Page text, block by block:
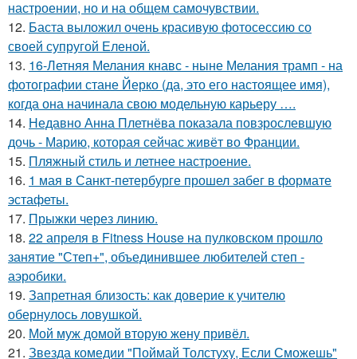
настроении, но и на общем самочувствии.
12. Баста выложил очень красивую фотосессию со
своей супругой Еленой.
13. 16-Летняя Мелания кнавс - ныне Мелания трамп - на
фотографии стане Йерко (да, это его настоящее имя),
когда она начинала свою модельную карьеру ….
14. Недавно Анна Плетнёва показала повзрослевшую
дочь - Марию, которая сейчас живёт во Франции.
15. Пляжный стиль и летнее настроение.
16. 1 мая в Санкт-петербурге прошел забег в формате
эстафеты.
17. Прыжки через линию.
18. 22 апреля в Fitness House на пулковском прошло
занятие "Степ+", объединившее любителей степ -
аэробики.
19. Запретная близость: как доверие к учителю
обернулось ловушкой.
20. Мой муж домой вторую жену привёл.
21. Звезда комедии "Поймай Толстуху, Если Сможешь"